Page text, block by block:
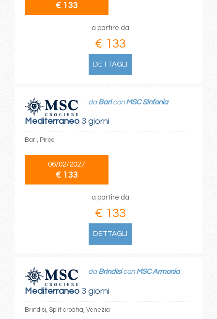
€ 133
a partire da
€ 133
DETTAGLI
Mediterraneo3 giorni
da Baricon MSC Sinfonia
Bari, Pireo
06/02/2027
€ 133
a partire da
€ 133
DETTAGLI
Mediterraneo3 giorni
da Brindisicon MSC Armonia
Brindisi, Split croatia, Venezia